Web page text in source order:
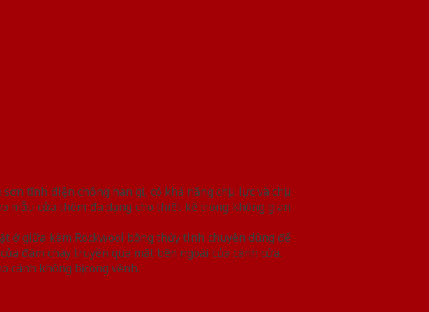
tĩnh điện chống han gỉ, có khả năng chịu lực và chịu
mẫu cửa thêm đa dạng cho thiết kế trong không gian
ở giữa kèm Rockwool bông thủy tinh chuyên dùng để
đám cháy truyền qua mặt bên ngoài của cánh cửa.
cánh không bị cong vênh.